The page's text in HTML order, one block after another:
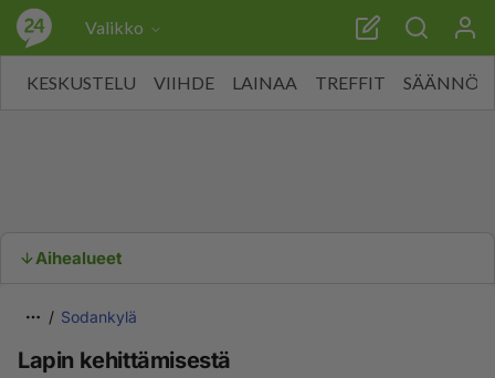
Valikko
KESKUSTELU VIIHDE LAINAA TREFFIT SÄÄNNÖT
Aihealueet
Sodankylä
Lapin kehittämisestä